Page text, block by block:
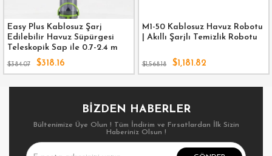
Plus Kablosuz Şarj
Havuz Süpürgesi
Sap ile 0.7-2.4 m
$318.16
M1-50 Kablosuz Havuz Robotu
| Akıllı Şarjlı Temizlik Robotu
$1,181.82
$1,568.18
BIZDEN HABERLER
Bültenimize Üye Olun ! Tüm İndirim ve Fırsatlardan İlk Sizin
Haberiniz Olsun !